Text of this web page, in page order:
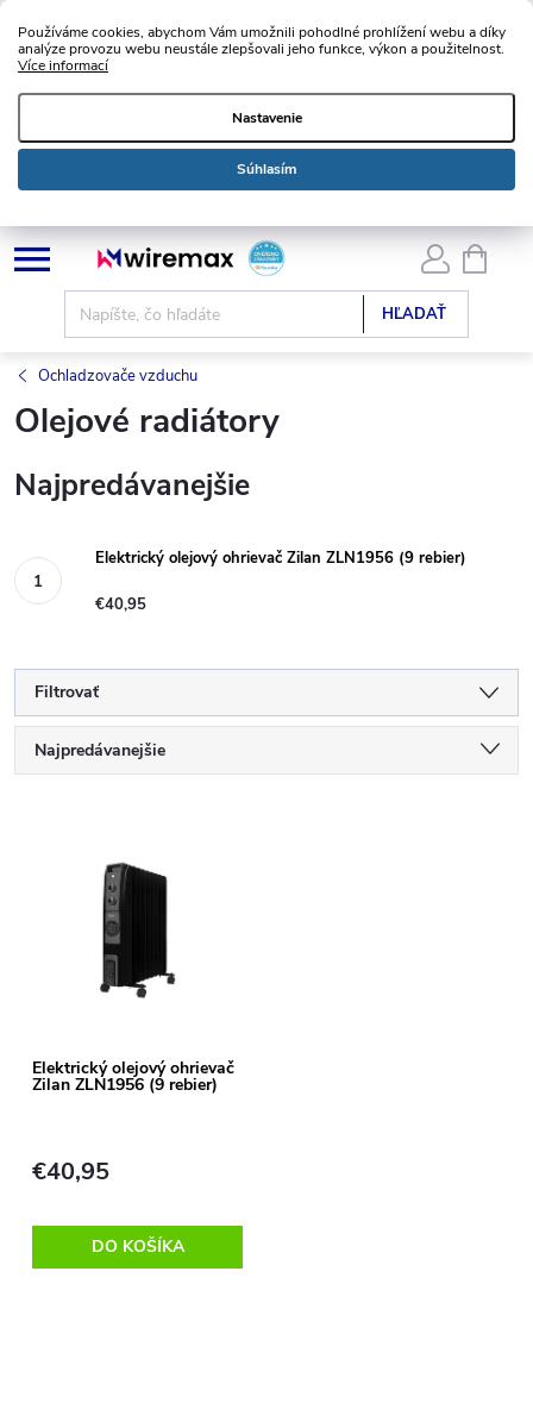
Používáme cookies, abychom Vám umožnili pohodlné prohlížení webu a díky
analýze provozu webu neustále zlepšovali jeho funkce, výkon a použitelnost.
Více informací
Nastavenie
Súhlasím
Prejsť
na
HĽADAŤ
KOŠÍK
Ochladzovače vzduchu
Olejové radiátory
Najpredávanejšie
Elektrický olejový ohrievač Zilan ZLN1956 (9 rebier)
€40,95
Filtrovať
R
e
p
o
Najpredávanejšie
Abecedne
s
o
Elektrický olejový ohrievač
Zilan ZLN1956 (9 rebier)
€40,95
DO KOŠÍKA